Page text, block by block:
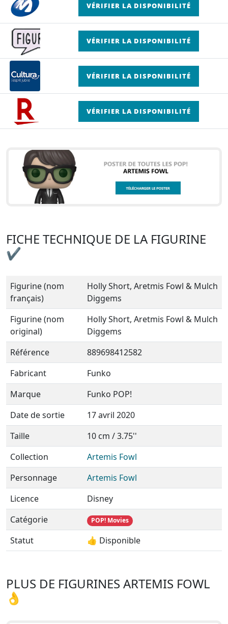
VÉRIFIER LA DISPONIBILITÉ
VÉRIFIER LA DISPONIBILITÉ
VÉRIFIER LA DISPONIBILITÉ
VÉRIFIER LA DISPONIBILITÉ
FICHE TECHNIQUE DE LA FIGURINE
✔
Figurine (nom
français)
Holly Short, Aretmis Fowl & Mulch
Diggems
Figurine (nom
original)
Holly Short, Aretmis Fowl & Mulch
Diggems
Référence
889698412582
Fabricant
Funko
Marque
Funko POP!
Date de sortie
17 avril 2020
Taille
10 cm / 3.75''
Collection
Artemis Fowl
Personnage
Artemis Fowl
Licence
Disney
Catégorie
POP! Movies
Statut 👍 Disponible
PLUS DE FIGURINES ARTEMIS FOWL
👌